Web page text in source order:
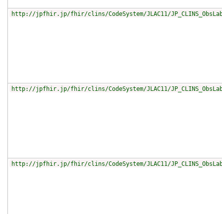
http://jpfhir.jp/fhir/clins/CodeSystem/JLAC11/
http://jpfhir.jp/fhir/clins/CodeSystem/JLAC11/
http://jpfhir.jp/fhir/clins/CodeSystem/JLAC11/